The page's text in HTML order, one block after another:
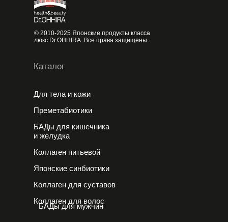
Каталог
Для тела и кожи
© 2010-2025 Японские продукты класса
люкс Dr.OHHIRA. Все права защищены.
Преметабиотики
БАДы для кишечника
и желудка
Коллаген питьевой
Японские cинбиотики
Коллаген для суставов
Коллаген для волос
БАДы для мужчин